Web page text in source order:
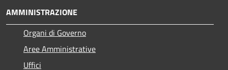
AMMINISTRAZIONE
Organi di Governo
Aree Amministrative
Uffici